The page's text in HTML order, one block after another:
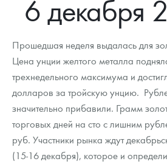
Аксессуары
Год Лошади
Флот: ледоколы и корабли
Жетоны "Необыкновенные обитатели глубин"
Ювелирные изделия
Памятка для работы с монетами из
Монеты
Политика конфиденциальности
Положение по обработке и защите
Скупка слитков
Наши преимущества
Пресс-служба
6 декабря
Прошедшая неделя выдалась для
Цена унции желтого металла
трехнедельного максимума и
долларов за тройскую унцию.
значительно прибавили. Грамм
торговых дней на сто с лишним
руб. Участники рынка ждут
(15-16 декабря), которое и